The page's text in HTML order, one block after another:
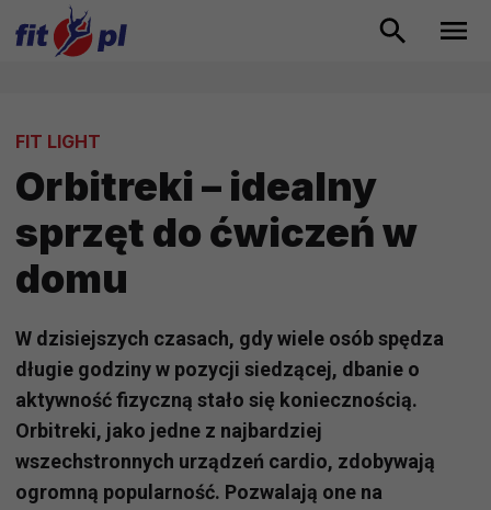
FIT LIGHT
Orbitreki – idealny
sprzęt do ćwiczeń w
domu
W dzisiejszych czasach, gdy wiele osób spędza
długie godziny w pozycji siedzącej, dbanie o
aktywność fizyczną stało się koniecznością.
Orbitreki, jako jedne z najbardziej
wszechstronnych urządzeń cardio, zdobywają
ogromną popularność. Pozwalają one na